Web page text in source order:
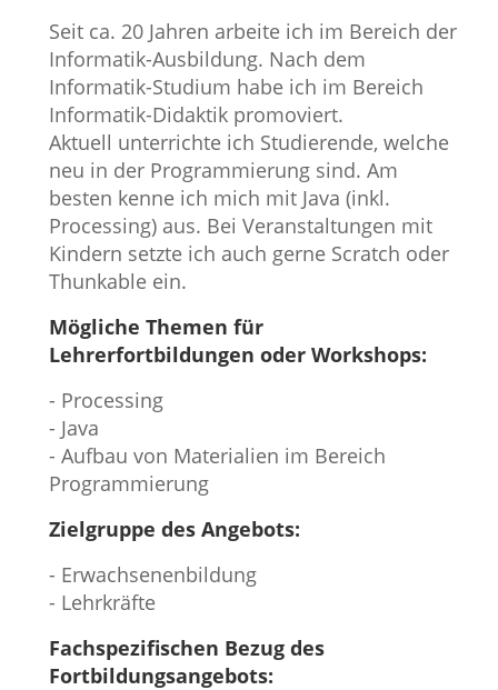
Seit ca. 20 Jahren arbeite ich im Bereich der
Informatik-Ausbildung. Nach dem
Informatik-Studium habe ich im Bereich
Informatik-Didaktik promoviert.
Aktuell unterrichte ich Studierende, welche
neu in der Programmierung sind. Am
besten kenne ich mich mit Java (inkl.
Processing) aus. Bei Veranstaltungen mit
Kindern setzte ich auch gerne Scratch oder
Thunkable ein.
Mögliche Themen für
Lehrerfortbildungen oder Workshops:
- Processing
- Java
- Aufbau von Materialien im Bereich
Programmierung
Zielgruppe des Angebots:
- Erwachsenenbildung
- Lehrkräfte
Fachspezifischen Bezug des
Fortbildungsangebots: